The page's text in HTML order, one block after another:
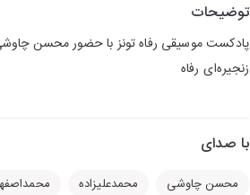
توضیحات
پادکست موسیقی رفاه تونز با حضور محسن
زنجیره‌ای رفاه
با صدای
محسن چاوشی محمدعلیزاده